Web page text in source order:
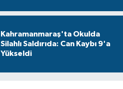
Kahramanmaraş'ta Okulda
Silahlı Saldırıda: Can Kaybı 9'a
Yükseldi